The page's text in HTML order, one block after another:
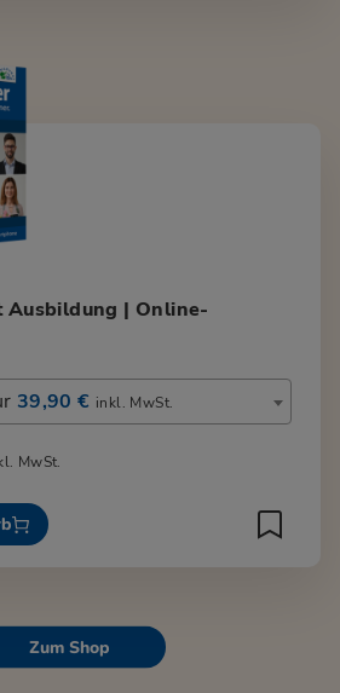
Ausbildung | Online-
39,90 € inkl. MwSt.
MwSt.
Zum Shop